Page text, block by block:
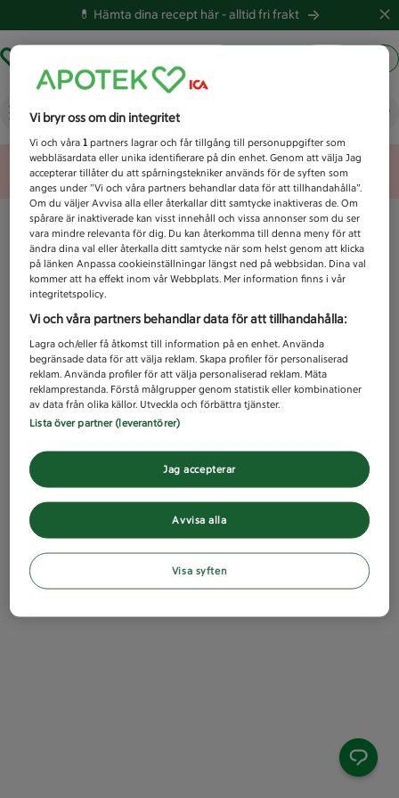
💊 Hämta dina recept här -alltid fri frakt
Vad letar du efter idag?
Unknown error
Vi bryr oss om din integritet
Vi och våra1 partners lagrar och får tillgång till personuppgifter som
webbläsardata eller unika identifierare på din enhet. Genom att välja Jag
accepterar tillåter du att spårningstekniker används för de syften som
anges under ”Vi och våra partners behandlar data för att tillhandahålla”.
Om du väljer Avvisa alla eller återkallar ditt samtycke inaktiveras de. Om
spårare är inaktiverade kan visst innehåll och vissa annonser som du ser
vara mindre relevanta för dig. Du kan återkomma till denna meny för att
ändra dina val eller återkalla ditt samtycke när som helst genom att klicka
på länken Anpassa cookieinställningar längst ned på webbsidan. Dina val
kommer att ha effekt inom vår Webbplats. Mer information finns i vår
integritetspolicy.
Vi och våra partners behandlar data för att tillhandahålla:
Lagra och/eller få åtkomst till information på en enhet. Använda
begränsade data för att välja reklam. Skapa profiler för personaliserad
reklam. Använda profiler för att välja personaliserad reklam. Mäta
reklamprestanda. Förstå målgrupper genom statistik eller kombinationer
av data från olika källor. Utveckla och förbättra tjänster.
Lista över partner (leverantörer)
Avvisa alla
Jag accepterar
Visa syften